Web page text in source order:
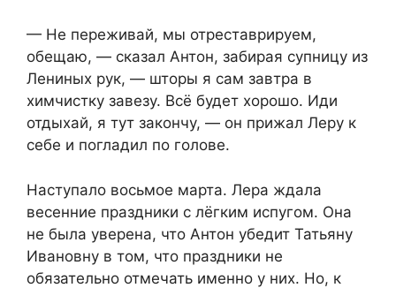
— Не переживай, мы отреставрируем,
обещаю, — сказал Антон, забирая супницу из
Лениных рук, — шторы я сам завтра в
химчистку завезу. Всё будет хорошо. Иди
отдыхай, я тут закончу, — он прижал Леру к
себе и погладил по голове.
Наступало восьмое марта. Лера ждала
весенние праздники с лёгким испугом. Она
не была уверена, что Антон убедит Татьяну
Ивановну в том, что праздники не
обязательно отмечать именно у них. Но, к